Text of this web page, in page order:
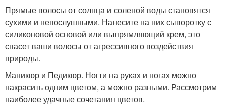
Прямые волосы от солнца и соленой воды становятся
сухими и непослушными. Нанесите на них сыворотку с
силиконовой основой или выпрямляющий крем, это
спасет ваши волосы от агрессивного воздействия
природы.
Маникюр и Педикюр. Ногти на руках и ногах можно
накрасить одним цветом, а можно разными. Рассмотрим
наиболее удачные сочетания цветов.